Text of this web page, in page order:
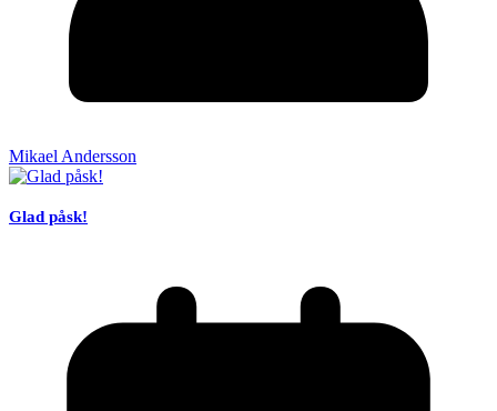
Mikael Andersson
Glad påsk!